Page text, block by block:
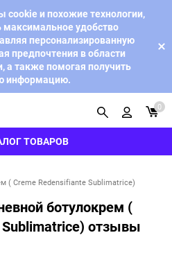
cookie и похожие технологии,
максимальное удобство
персонализированную
предпочтения в области
а также помогая получить
информацию.
ТОВАРОВ
0
( Creme Redensifiante Sublimatrice)
ботулокрем (
отзывы